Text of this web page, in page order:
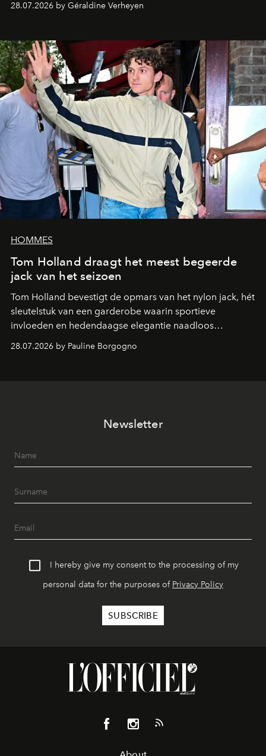
28.07.2026 by Géraldine Verheyen
HOMMES
Tom Holland draagt het meest begeerde
jack van het seizoen
Tom Holland bevestigt de opmars van het nylon jack, hét
sleutelstuk van een garderobe waarin sportieve
invloeden en hedendaagse elegantie naadloos
samenkomen.
28.07.2026 by Pauline Borgogno
Newsletter
I hereby give my consent to the processing of my
personal data for the purposes of Privacy Policy